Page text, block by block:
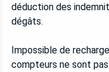
déduction des
dégâts.
Impossible de
compteurs ne sont